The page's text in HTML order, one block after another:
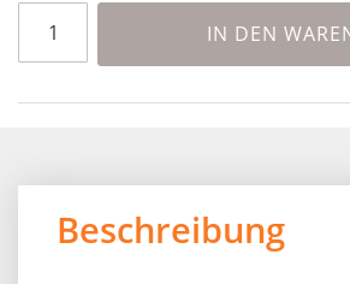
IN DEN
Beschreibung